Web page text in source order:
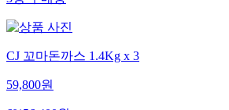
3명구매중
CJ 꼬마돈까스 1.4Kg x 3
59,800원